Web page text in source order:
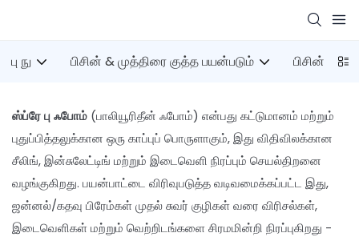
பு நு பிசின் & முத்திரை குத்த பயன்படும் பிசின்
ஸ்ப்ரே பு ஃபோம் (பாலியூரிதீன் ஃபோம்) என்பது கட்டுமானம் மற்றும்
புதுப்பித்தலுக்கான ஒரு காப்புப் பொருளாகும், இது விதிவிலக்கான
சீலிங், இன்சுலேட்டிங் மற்றும் இடைவெளி நிரப்பும் செயல்திறனை
வழங்குகிறது. பயன்பாட்டை விரிவுபடுத்த வடிவமைக்கப்பட்ட இது,
ஜன்னல்/கதவு பிரேம்கள் முதல் சுவர் குழிகள் வரை விரிசல்கள்,
இடைவெளிகள் மற்றும் வெற்றிடங்களை சிரமமின்றி நிரப்புகிறது -